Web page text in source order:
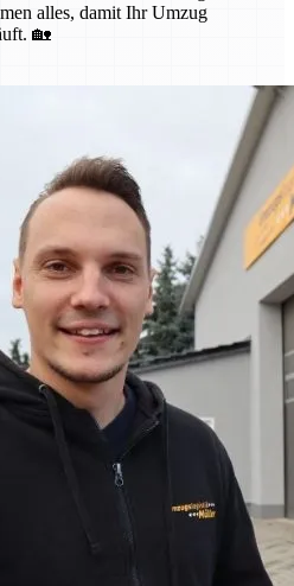
alles, damit Ihr Umzug
🏡